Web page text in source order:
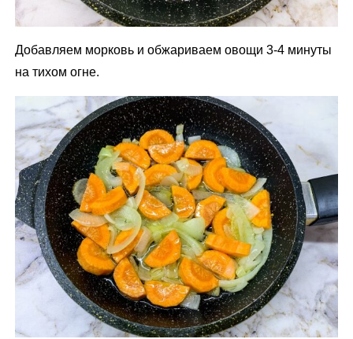
Добавляем морковь и обжариваем овощи 3-4 минуты
на тихом огне.